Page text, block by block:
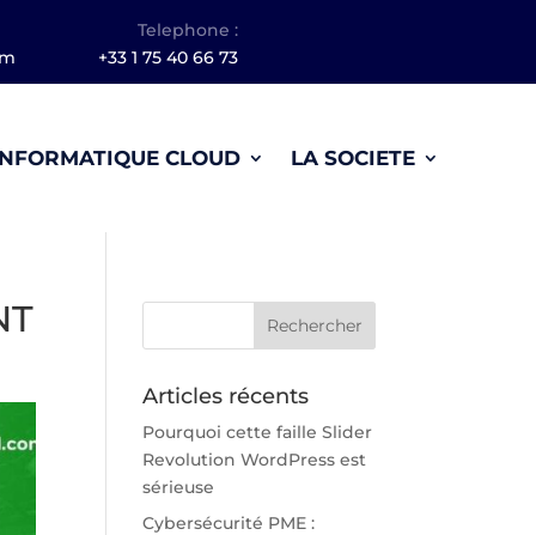
Telephone :
+33 1 75 40 66 73
CLOUD LA SOCIETE
Articles récents
Pourquoi cette faille Slider
Revolution WordPress est
sérieuse
Cybersécurité PME :